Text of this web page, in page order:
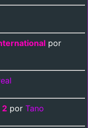
por
2 por Tano